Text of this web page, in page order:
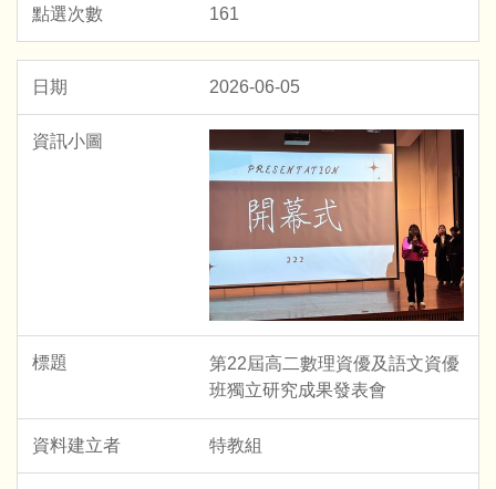
161
2026-06-05
第22屆高二數理資優及語文資優
班獨立研究成果發表會
特教組